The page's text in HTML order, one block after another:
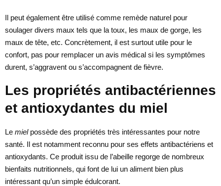
Il peut également être utilisé comme remède naturel pour
soulager divers maux tels que la toux, les maux de gorge, les
maux de tête, etc. Concrètement, il est surtout utile pour le
confort, pas pour remplacer un avis médical si les symptômes
durent, s’aggravent ou s’accompagnent de fièvre.
Les propriétés antibactériennes
et antioxydantes du miel
Le mielpossède des propriétés très intéressantes pour notre
santé. Il est notamment reconnu pour ses effets antibactériens et
antioxydants. Ce produit issu de l’abeille regorge de nombreux
bienfaits nutritionnels, qui font de lui un aliment bien plus
intéressant qu’un simple édulcorant.